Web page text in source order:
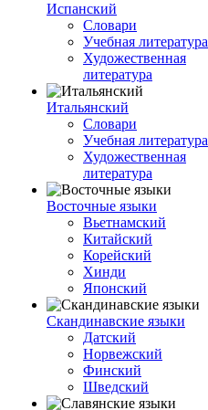
Испанский
Словари
Учебная литература
Художественная
литература
Итальянский
Словари
Учебная литература
Художественная
литература
Восточные языки
Вьетнамский
Китайский
Корейский
Хинди
Японский
Скандинавские языки
Датский
Норвежский
Финский
Шведский